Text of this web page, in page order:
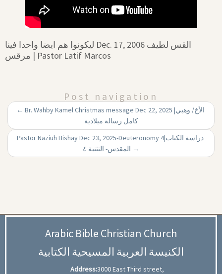
ليكونوا هم ايضا واحدا فينا Dec. 17, 2006 القس لطيف
مرقس | Pastor Latif Marcos
Post navigation
← Br. Wahby Kamel Christmas message Dec 22, 2025 |‏ الأخ/ وهبي
كامل رسالة ميلادية
Pastor Naziuh Bishay Dec 23, 2025-Deuteronomy 4|‏ دراسة الكتاب
→
Arabic Bible Christian Church
الكنيسة العربية المسيحية الكتابية
Address:3000 East Third street,